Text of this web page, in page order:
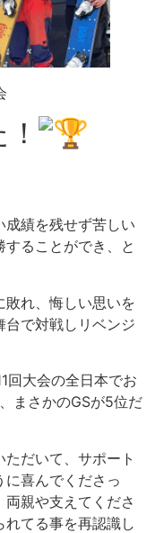
績を残せず苦しい
ることができ、と
れ、悔しい思いを
台で対戦しリベンジ
回大会の全日本でお
まさかのGSが5位だ
だいて、サポート
に喜んでくださっ
親や支えてくださ
てる事を再認識し